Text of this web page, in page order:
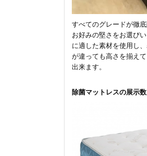
すべてのグレードが徹
お好みの堅さをお選び
に適した素材を使用し
が違っても高さを揃え
出来ます。
除菌マットレスの展示